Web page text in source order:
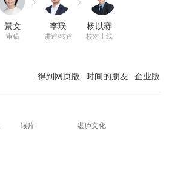
景文
审稿
李璞
讲述/转述
杨以赛
校对上线
得到网页版 时间的朋友 企业版
读库
湛庐文化